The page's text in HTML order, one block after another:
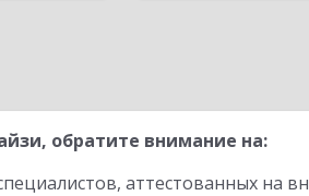
обратите внимание на:
аттестованных на